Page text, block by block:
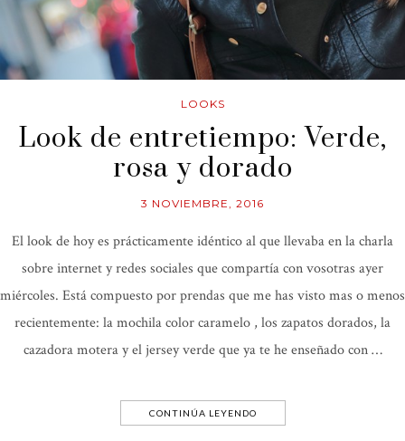
LOOKS
Look de entretiempo: Verde,
rosa y dorado
3 NOVIEMBRE, 2016
El look de hoy es prácticamente idéntico al que llevaba en la charla
sobre internet y redes sociales que compartía con vosotras ayer
miércoles. Está compuesto por prendas que me has visto mas o menos
recientemente: la mochila color caramelo , los zapatos dorados, la
cazadora motera y el jersey verde que ya te he enseñado con …
CONTINÚA LEYENDO